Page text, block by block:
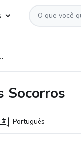
Socorros
Socorros
Português